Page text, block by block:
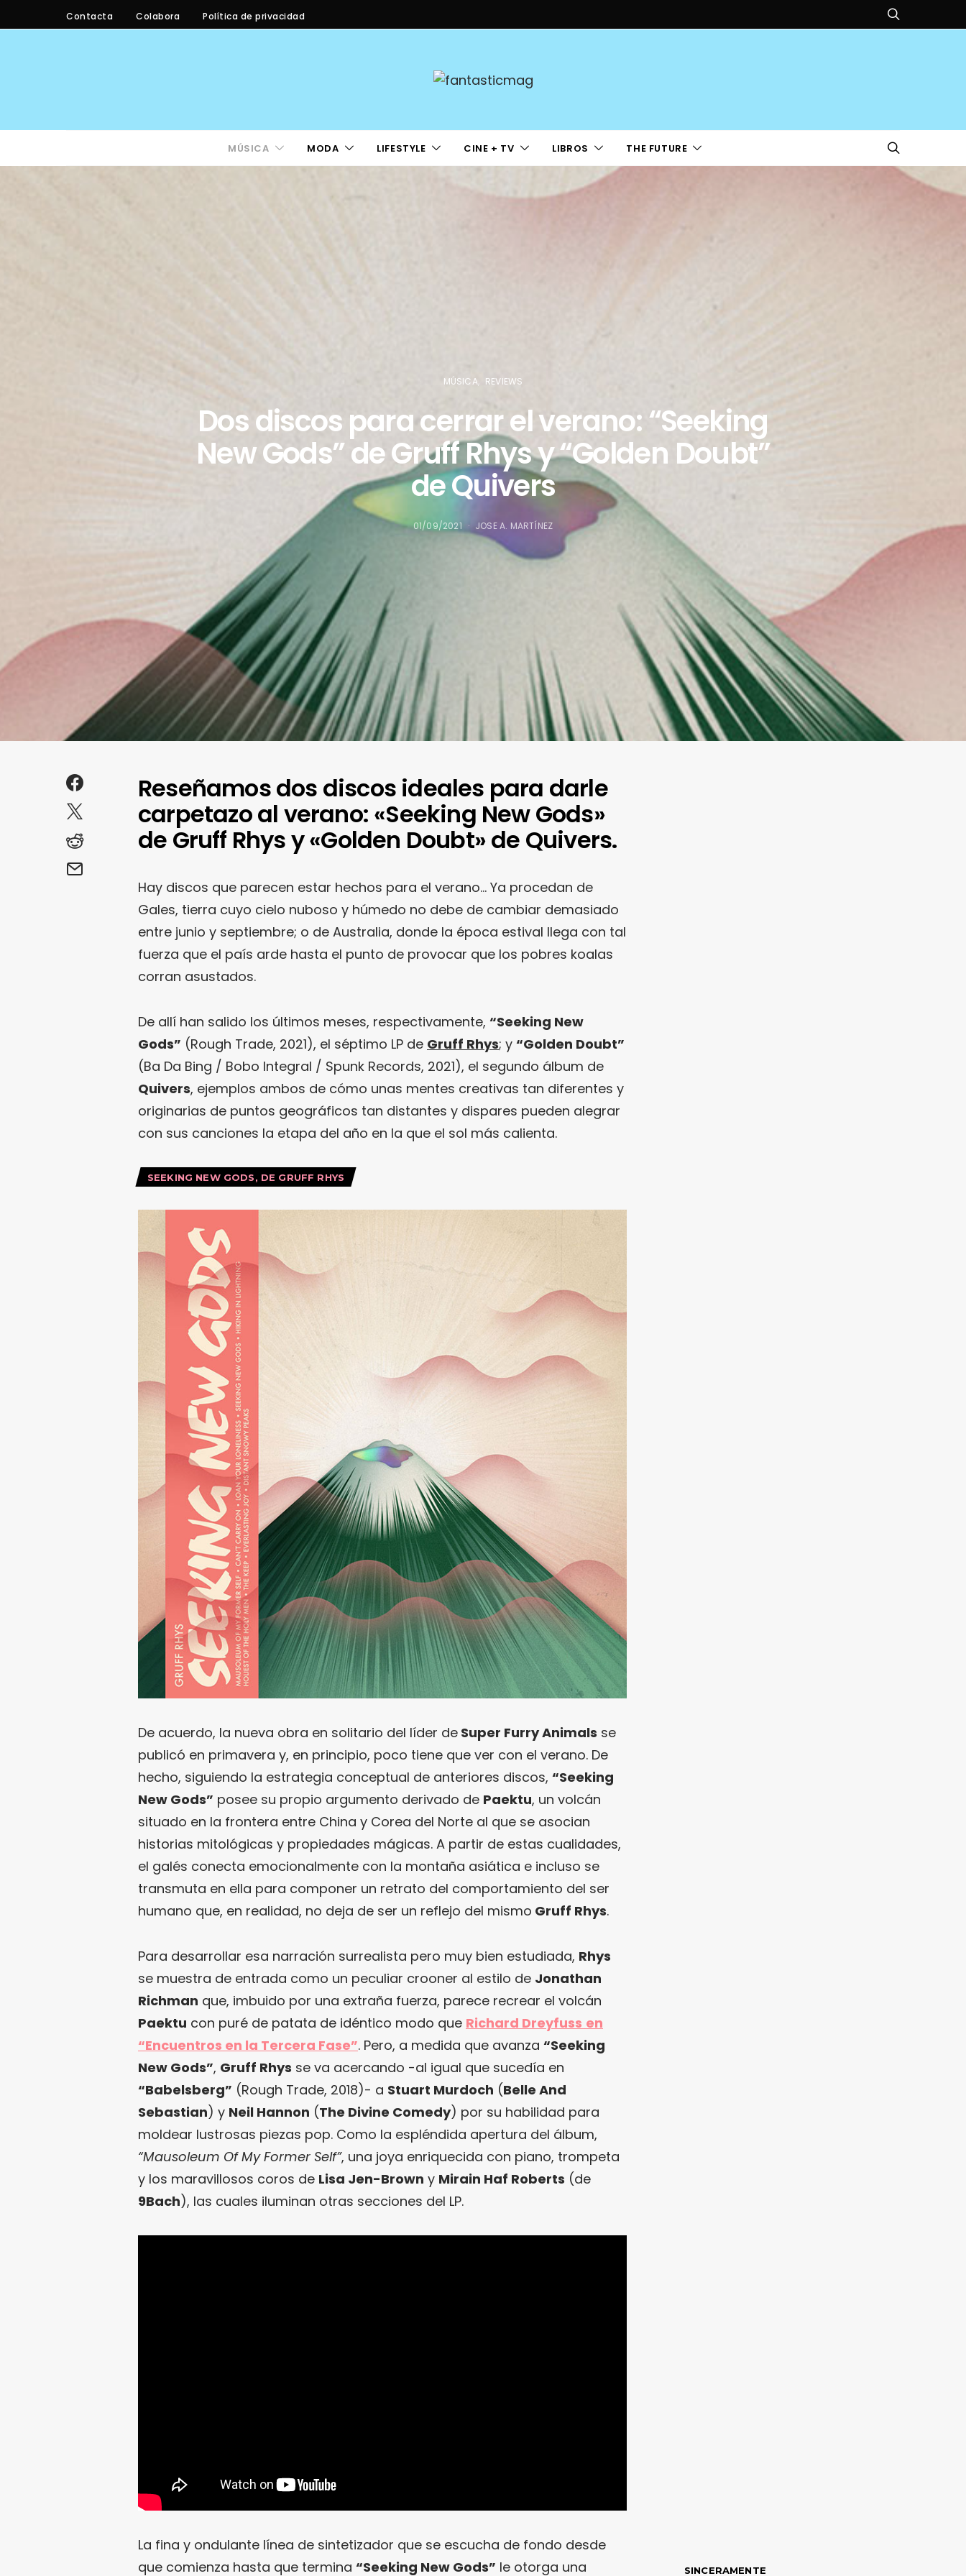
Contacta Colabora Política de privacidad
MÚSICA MODA LIFESTYLE CINE + TV LIBROS THE FUTURE
MÚSICA REVIEWS
Dos discos para cerrar el verano: “Seeking
New Gods” de Gruff Rhys y “Golden Doubt”
de Quivers
01/09/2021 JOSE A. MARTÍNEZ
Reseñamos dos discos ideales para darle
carpetazo al verano: «Seeking New Gods»
de Gruff Rhys y «Golden Doubt» de Quivers.
Hay discos que parecen estar hechos para el verano… Ya procedan de
Gales, tierra cuyo cielo nuboso y húmedo no debe de cambiar demasiado
entre junio y septiembre; o de Australia, donde la época estival llega con tal
fuerza que el país arde hasta el punto de provocar que los pobres koalas
corran asustados.
De allí han salido los últimos meses, respectivamente, “Seeking New
Gods” (Rough Trade, 2021), el séptimo LP de Gruff Rhys; y “Golden Doubt”
(Ba Da Bing / Bobo Integral / Spunk Records, 2021), el segundo álbum de
Quivers, ejemplos ambos de cómo unas mentes creativas tan diferentes y
originarias de puntos geográficos tan distantes y dispares pueden alegrar
con sus canciones la etapa del año en la que el sol más calienta.
SEEKING NEW GODS, DE GRUFF RHYS
De acuerdo, la nueva obra en solitario del líder de Super Furry Animals se
publicó en primavera y, en principio, poco tiene que ver con el verano. De
hecho, siguiendo la estrategia conceptual de anteriores discos, “Seeking
New Gods” posee su propio argumento derivado de Paektu, un volcán
situado en la frontera entre China y Corea del Norte al que se asocian
historias mitológicas y propiedades mágicas. A partir de estas cualidades,
el galés conecta emocionalmente con la montaña asiática e incluso se
transmuta en ella para componer un retrato del comportamiento del ser
humano que, en realidad, no deja de ser un reflejo del mismo Gruff Rhys.
Para desarrollar esa narración surrealista pero muy bien estudiada, Rhys
se muestra de entrada como un peculiar crooner al estilo de Jonathan
Richman que, imbuido por una extraña fuerza, parece recrear el volcán
Paektu con puré de patata de idéntico modo que Richard Dreyfuss en
“Encuentros en la Tercera Fase”. Pero, a medida que avanza “Seeking
New Gods”, Gruff Rhys se va acercando -al igual que sucedía en
“Babelsberg” (Rough Trade, 2018)- a Stuart Murdoch (Belle And
Sebastian) y Neil Hannon (The Divine Comedy) por su habilidad para
moldear lustrosas piezas pop. Como la espléndida apertura del álbum,
“Mausoleum Of My Former Self”, una joya enriquecida con piano, trompeta
y los maravillosos coros de Lisa Jen-Brown y Mirain Haf Roberts (de
9Bach), las cuales iluminan otras secciones del LP.
La fina y ondulante línea de sintetizador que se escucha de fondo desde
que comienza hasta que termina “Seeking New Gods” le otorga una SINCERAMENTE